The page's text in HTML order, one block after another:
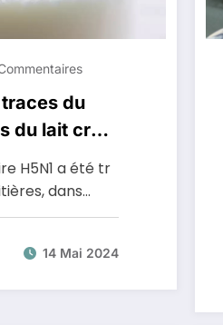
du
du lait cru
H5N1 a été tr
dans…
14 Mai 2024